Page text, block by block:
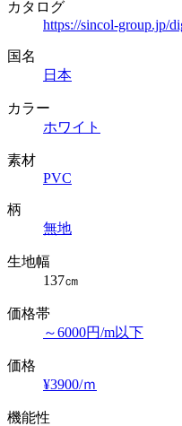
カタログ
https://sincol-group.jp/
国名
日本
カラー
ホワイト
素材
PVC
柄
無地
生地幅
137㎝
価格帯
～6000円/m以下
価格
¥3900/ｍ
機能性